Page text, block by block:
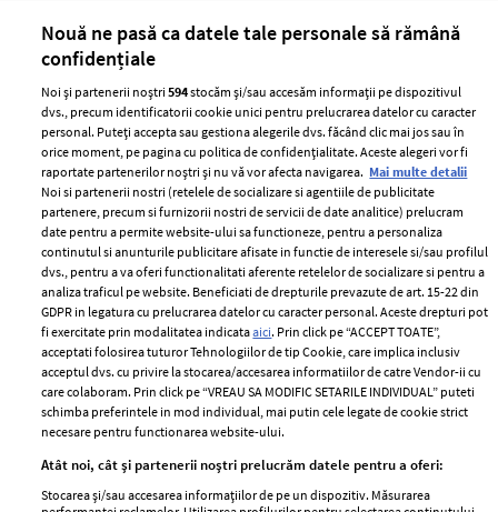
ELLE Style Awards
2024
Despre ELLE
Romania
Contact
Abonamente
Termeni si conditii
Politica de
confidențialitate
Politica de cookies
Publicitate
GSP
femei
Nouă ne pasă ca datele tale personale să rămână
confidențiale
Noi și partenerii noștri594stocăm și/sau accesăm informații pe dispozitivul
dvs., precum identificatorii cookie unici pentru prelucrarea datelor cu caracter
personal. Puteți accepta sau gestiona alegerile dvs. făcând clic mai jos sau în
orice moment, pe pagina cu politica de confidențialitate. Aceste alegeri vor fi
raportate partenerilor noștri și nu vă vor afecta navigarea. Mai multe detalii
Noi si partenerii nostri (retelele de socializare si agentiile de publicitate
partenere, precum si furnizorii nostri de servicii de date analitice) prelucram
date pentru a permite website-ului sa functioneze, pentru a personaliza
continutul si anunturile publicitare afisate in functie de interesele si/sau profilul
dvs., pentru a va oferi functionalitati aferente retelelor de socializare si pentru a
analiza traficul pe website. Beneficiati de drepturile prevazute de art. 15-22 din
GDPR in legatura cu prelucrarea datelor cu caracter personal. Aceste drepturi pot
fi exercitate prin modalitatea indicataaici. Prin click pe “ACCEPT TOATE”,
acceptati folosirea tuturor Tehnologiilor de tip Cookie, care implica inclusiv
acceptul dvs. cu privire la stocarea/accesarea informatiilor de catre Vendor-ii cu
care colaboram. Prin click pe “VREAU SA MODIFIC SETARILE INDIVIDUAL” puteti
schimba preferintele in mod individual, mai putin cele legate de cookie strict
necesare pentru functionarea website-ului.
Atât noi, cât și partenerii noștri prelucrăm datele pentru a oferi:
Stocarea și/sau accesarea informațiilor de pe un dispozitiv. Măsurarea